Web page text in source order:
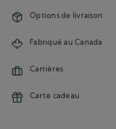
Options de livraison
Fabriqué au Canada
Carrières
Carte cadeau